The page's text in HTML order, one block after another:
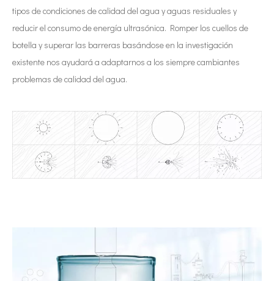
tipos de condiciones de calidad del agua y aguas residuales y
reducir el consumo de energía ultrasónica. Romper los cuellos de
botella y superar las barreras basándose en la investigación
existente nos ayudará a adaptarnos a los siempre cambiantes
problemas de calidad del agua.